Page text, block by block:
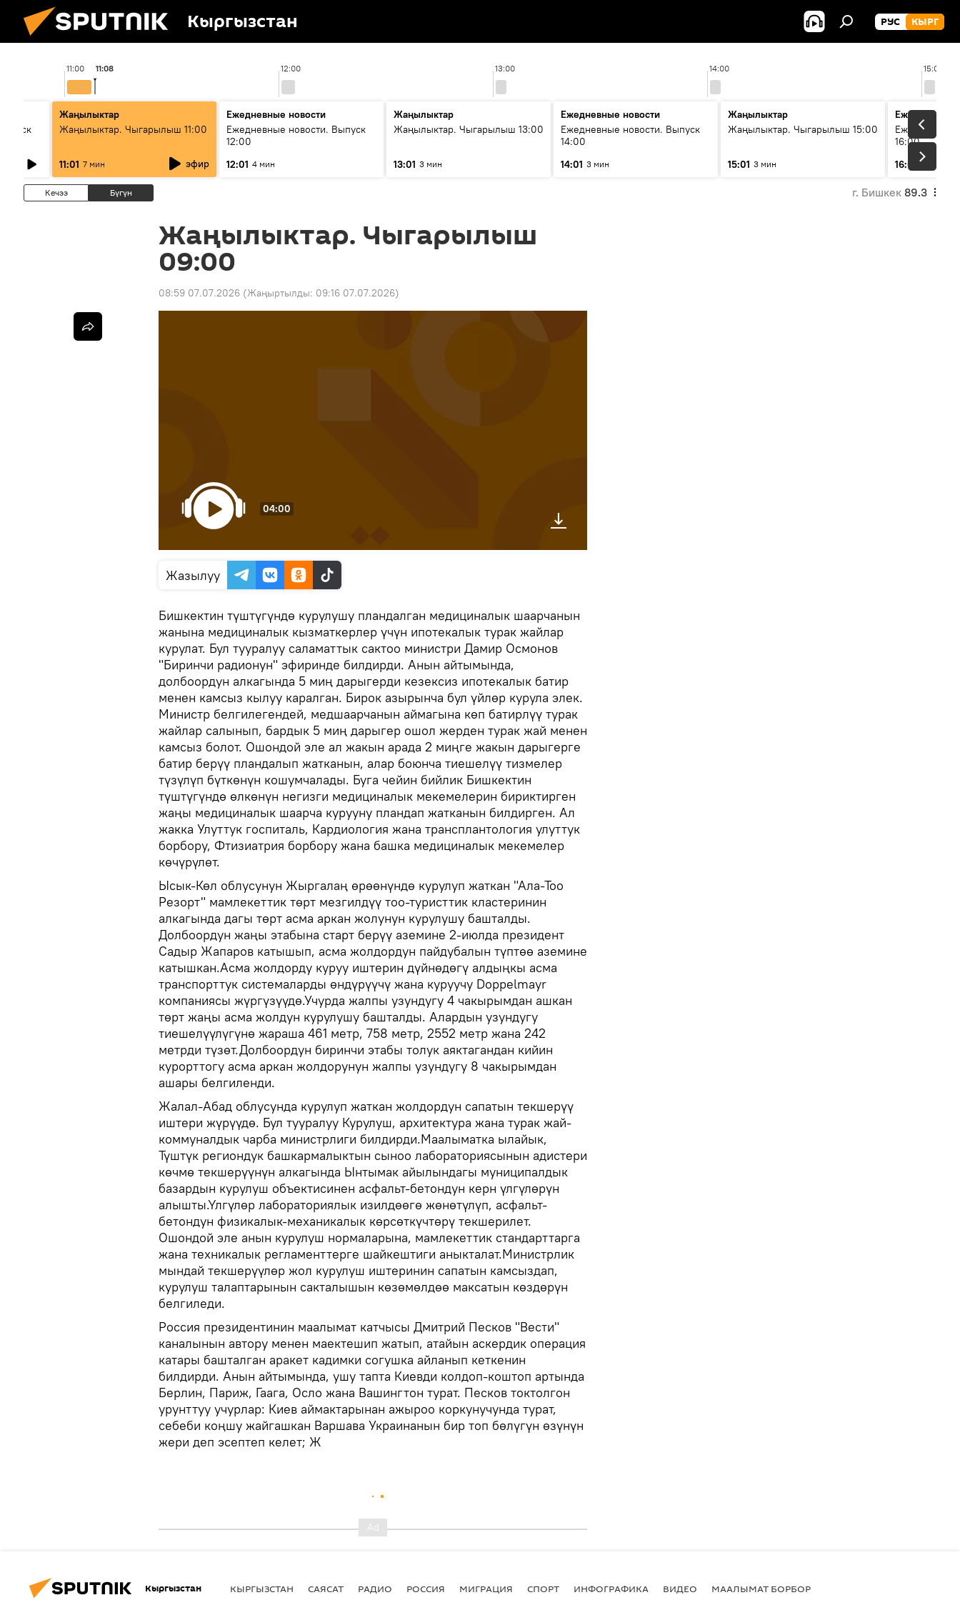
Кыргызстан РУС КЫРГ
11:00 12:00 13:00 14:00 15:00
11:08
Жаңылыктар
Жаңылыктар. Чыгарылыш 11:00
11:01 7 мин эфир
Ежедневные новости
Ежедневные новости. Выпуск
12:00
12:01 4 мин
Жаңылыктар
Жаңылыктар. Чыгарылыш 13:00
13:01 3 мин
Ежедневные новости
Ежедневные новости. Выпуск
14:00
14:01 3 мин
Жаңылыктар
Жаңылыктар. Чыгарылыш 15:00
15:01 3 мин
Ежедневные
Ежедневные
16:00
16:01
3 мин
Кечээ Бүгүн г. Бишкек 89.3
Жаңылыктар. Чыгарылыш
09:00
08:59 07.07.2026 (Жаңыртылды: 09:16 07.07.2026)
04:00
Жазылуу
Бишкектин түштүгүндө курулушу пландалган медициналык шаарчанын
жанына медициналык кызматкерлер үчүн ипотекалык турак жайлар
курулат. Бул тууралуу саламаттык сактоо министри Дамир Осмонов
"Биринчи радионун" эфиринде билдирди. Анын айтымында,
долбоордун алкагында 5 миң дарыгерди кезексиз ипотекалык батир
менен камсыз кылуу каралган. Бирок азырынча бул үйлөр курула элек.
Министр белгилегендей, медшаарчанын аймагына көп батирлүү турак
жайлар салынып, бардык 5 миң дарыгер ошол жерден турак жай менен
камсыз болот. Ошондой эле ал жакын арада 2 миңге жакын дарыгерге
батир берүү пландалып жатканын, алар боюнча тиешелүү тизмелер
түзүлүп бүткөнүн кошумчалады. Буга чейин бийлик Бишкектин
түштүгүндө өлкөнүн негизги медициналык мекемелерин бириктирген
жаңы медициналык шаарча курууну пландап жатканын билдирген. Ал
жакка Улуттук госпиталь, Кардиология жана трансплантология улуттук
борбору, Фтизиатрия борбору жана башка медициналык мекемелер
көчүрүлөт.
Ысык-Көл облусунун Жыргалаң өрөөнүндө курулуп жаткан "Ала-Тоо
Резорт" мамлекеттик төрт мезгилдүү тоо-туристтик кластеринин
алкагында дагы төрт асма аркан жолунун курулушу башталды.
Долбоордун жаңы этабына старт берүү аземине 2-июлда президент
Садыр Жапаров катышып, асма жолдордун пайдубалын түптөө аземине
катышкан.Асма жолдорду куруу иштерин дүйнөдөгү алдыңкы асма
транспорттук системаларды өндүрүүчү жана куруучу Doppelmayr
компаниясы жүргүзүүдө.Учурда жалпы узундугу 4 чакырымдан ашкан
төрт жаңы асма жолдун курулушу башталды. Алардын узундугу
тиешелүүлүгүнө жараша 461 метр, 758 метр, 2552 метр жана 242
метрди түзөт.Долбоордун биринчи этабы толук аяктагандан кийин
курорттогу асма аркан жолдорунун жалпы узундугу 8 чакырымдан
ашары белгиленди.
Жалал-Абад облусунда курулуп жаткан жолдордун сапатын текшерүү
иштери жүрүүдө. Бул тууралуу Курулуш, архитектура жана турак жай-
коммуналдык чарба министрлиги билдирди.Маалыматка ылайык,
Түштүк региондук башкармалыктын сыноо лабораториясынын адистери
көчмө текшерүүнүн алкагында Ынтымак айылындагы муниципалдык
базардын курулуш объектисинен асфальт-бетондун керн үлгүлөрүн
алышты.Үлгүлөр лабораториялык изилдөөгө жөнөтүлүп, асфальт-
бетондун физикалык-механикалык көрсөткүчтөрү текшерилет.
Ошондой эле анын курулуш нормаларына, мамлекеттик стандарттарга
жана техникалык регламенттерге шайкештиги аныкталат.Министрлик
мындай текшерүүлөр жол курулуш иштеринин сапатын камсыздап,
курулуш талаптарынын сакталышын көзөмөлдөө максатын көздөрүн
белгиледи.
Россия президентинин маалымат катчысы Дмитрий Песков "Вести"
каналынын автору менен маектешип жатып, атайын аскердик операция
катары башталган аракет кадимки согушка айланып кеткенин
билдирди. Анын айтымында, ушу тапта Киевди колдоп-коштоп артында
Берлин, Париж, Гаага, Осло жана Вашингтон турат. Песков токтолгон
урунттуу учурлар: Киев аймактарынан ажыроо коркунучунда турат,
себеби коңшу жайгашкан Варшава Украинанын бир топ бөлүгүн өзүнүн
жери деп эсептеп келет; Ж
Кыргызстан КЫРГЫЗСТАН САЯСАТ РАДИО РОССИЯ МИГРАЦИЯ СПОРТ ИНФОГРАФИКА ВИДЕО МААЛЫМАТ БОРБОР